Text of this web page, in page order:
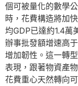
個可被量化的數學
時，花費構造將加
均GDP已達約1.4萬
辦事批發額增速高
增加韌性。這一轉型
表現，跟著物資產
花費重心天然轉向